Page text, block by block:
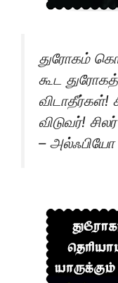
துரோகம்
கூட
விடாதீர்கள்!
விடுவர்!
– அல்ஃபியோ